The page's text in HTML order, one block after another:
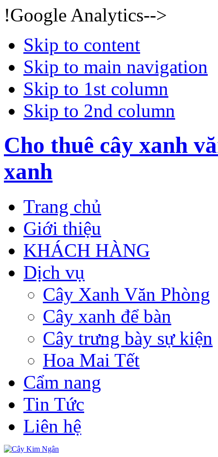
!Google Analytics-->
Skip to content
Skip to main navigation
Skip to 1st column
Skip to 2nd column
Cho thuê cây xanh
xanh
Trang chủ
Giới thiệu
KHÁCH HÀNG
Dịch vụ
Cây Xanh Văn Phòng
Cây xanh để bàn
Cây trưng bày sự kiện
Hoa Mai Tết
Cẩm nang
Tin Tức
Liên hệ